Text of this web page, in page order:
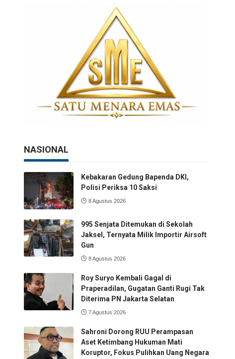
NASIONAL
Kebakaran Gedung Bapenda DKI,
Polisi Periksa 10 Saksi
8 Agustus 2026
995 Senjata Ditemukan di Sekolah
Jaksel, Ternyata Milik Importir Airsoft
Gun
8 Agustus 2026
Roy Suryo Kembali Gagal di
Praperadilan, Gugatan Ganti Rugi Tak
Diterima PN Jakarta Selatan
7 Agustus 2026
Sahroni Dorong RUU Perampasan
Aset Ketimbang Hukuman Mati
Koruptor, Fokus Pulihkan Uang Negara